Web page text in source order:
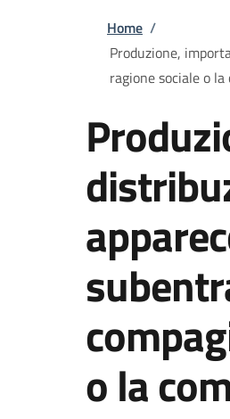
Briciole
Home /
Produzione,
ragione sociale o
o la